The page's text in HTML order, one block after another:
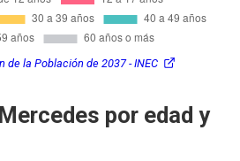
de la Población de 2037 - INEC
por edad y